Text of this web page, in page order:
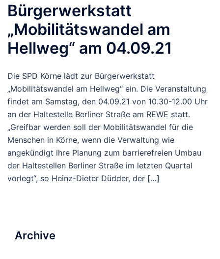
Bürgerwerkstatt
„Mobilitätswandel am
Hellweg“ am 04.09.21
Die SPD Körne lädt zur Bürgerwerkstatt
„Mobilitätswandel am Hellweg“ ein. Die Veranstaltung
findet am Samstag, den 04.09.21 von 10.30-12.00 Uhr
an der Haltestelle Berliner Straße am REWE statt.
„Greifbar werden soll der Mobilitätswandel für die
Menschen in Körne, wenn die Verwaltung wie
angekündigt ihre Planung zum barrierefreien Umbau
der Haltestellen Berliner Straße im letzten Quartal
vorlegt“, so Heinz-Dieter Düdder, der […]
Archive